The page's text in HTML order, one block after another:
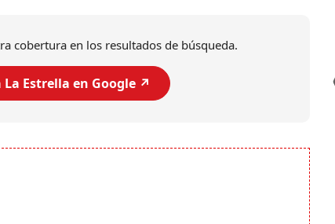
cobertura en los resultados de búsqueda.
La Estrella en Google ↗️
al sur de Japón, provocando una